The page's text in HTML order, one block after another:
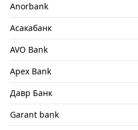
Anorbank
Асакабанк
AVO Bank
Apex Bank
Давр Банк
Garant bank